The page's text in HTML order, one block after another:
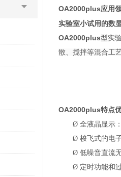
OA2000plus应用
实验室小试用的数
OA2000plus型实
散、搅拌等混合工
OA2000plus特点
Ø 全液晶显示
Ø 梭飞式的电
Ø 低噪音直流
Ø 定时功能和